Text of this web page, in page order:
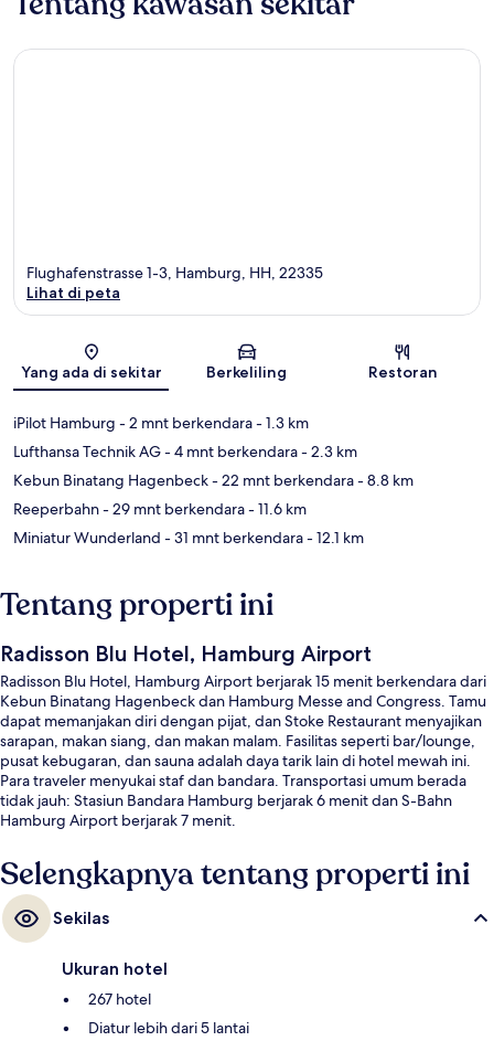
Peta
Flughafenstrasse 1-3, Hamburg, HH, 22335
Lihat di peta
Yang ada di sekitar Berkeliling Restoran
iPilot Hamburg - 2 mnt berkendara- 1.3 km
Lufthansa Technik AG- 4 mnt berkendara- 2.3 km
Kebun Binatang Hagenbeck- 22 mnt berkendara- 8.8 km
Reeperbahn- 29 mnt berkendara- 11.6 km
Miniatur Wunderland - 31 mnt berkendara- 12.1 km
Tentang properti ini
Radisson Blu Hotel, Hamburg Airport
Radisson Blu Hotel, Hamburg Airport berjarak 15 menit berkendara dari
Kebun Binatang Hagenbeck dan Hamburg Messe and Congress. Tamu
dapat memanjakan diri dengan pijat, dan Stoke Restaurant menyajikan
sarapan, makan siang, dan makan malam. Fasilitas seperti bar/lounge,
pusat kebugaran, dan sauna adalah daya tarik lain di hotel mewah ini.
Para traveler menyukai staf dan bandara. Transportasi umum berada
tidak jauh: Stasiun Bandara Hamburg berjarak 6 menit dan S-Bahn
Hamburg Airport berjarak 7 menit.
Selengkapnya tentang properti ini
Sekilas
Ukuran hotel
267 hotel
Diatur lebih dari 5 lantai